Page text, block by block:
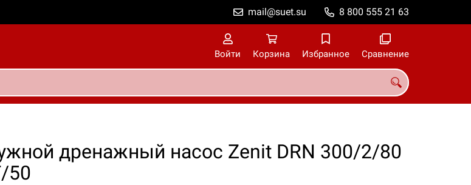
8 800 555 21 63
mail@suet.su
Войти Корзина Избранное Сравнение
дренажный насос Zenit DRN 300/2/80
50